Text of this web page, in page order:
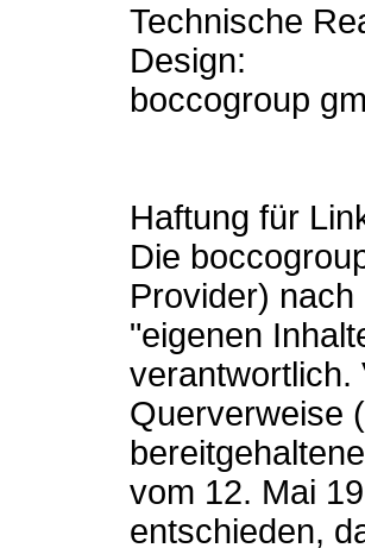
Technische
Design:
boccogroup
Haftung für
Die
Provider)
"eigenen
verantwortlich.
Querverweise
vom 12. Mai
entschieden,